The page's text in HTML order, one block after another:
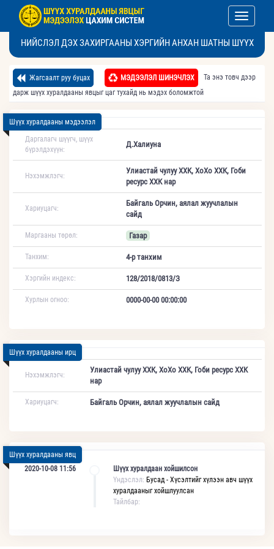
Toggle
НИЙСЛЭЛ ДЭХ ЗАХИРГААНЫ ХЭРГИЙН АНХАН ШАТНЫ ШҮҮХ
Жагсаалт руу буцах МЭДЭЭЛЭЛ ШИНЭЧЛЭХ
Та энэ товч дээр
дарж шүүх хуралдааны явцыг цаг тухайд нь мэдэх боломжтой
Шүүх хуралдааны мэдээлэл
Даргалагч шүүгч, шүүх
бүрэлдэхүүн:
Д.Халиуна
Нэхэмжлэгч:
Улиастай чулуу ХХК, ХоХо ХХК, Гоби
ресурс ХХК нар
Хариуцагч:
Байгаль Орчин, аялал жуучлалын
сайд
Маргааны төрөл: Газар
Танхим: 4-р танхим
Хэргийн индекс: 128/2018/0813/З
Хурлын огноо: 0000-00-00 00:00:00
Шүүх хуралдааны ирц
Нэхэмжлэгч:
Улиастай чулуу ХХК, ХоХо ХХК, Гоби ресурс ХХК
нар
Хариуцагч: Байгаль Орчин, аялал жуучлалын сайд
Шүүх хуралдааны явц
2020-10-08 11:56
Шүүх хуралдаан хойшилсон
Үндэслэл: Бусад - Хүсэлтийг хүлээн авч шүүх
хуралдааныг хойшлуулсан
Тайлбар: